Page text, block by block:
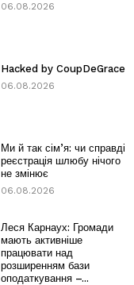
06.08.2026
Hacked by CoupDeGrace
06.08.2026
Ми й так сім’я: чи справді
реєстрація шлюбу нічого
не змінює
06.08.2026
Леся Карнаух: Громади
мають активніше
працювати над
розширенням бази
оподаткування –...